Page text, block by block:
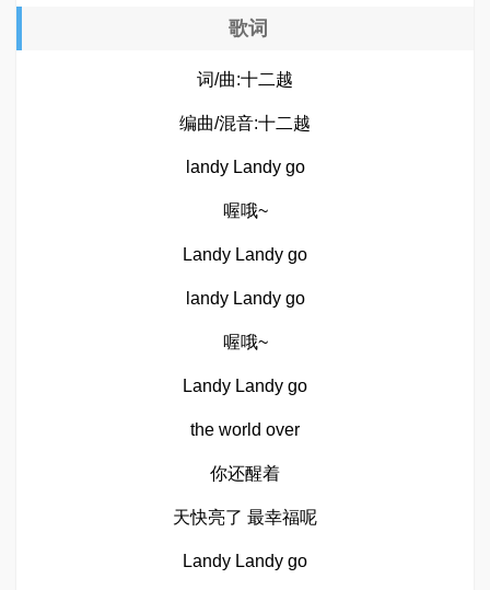
歌词
词/曲:十二越
编曲/混音:十二越
landy Landy go
喔哦~
Landy Landy go
landy Landy go
喔哦~
Landy Landy go
the world over
你还醒着
天快亮了 最幸福呢
Landy Landy go